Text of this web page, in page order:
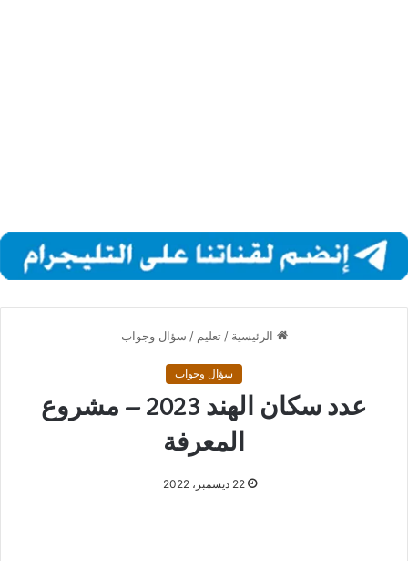
الرئيسية / تعليم / سؤال وجواب
سؤال وجواب
عدد سكان الهند 2023 – مشروع
المعرفة
22 ديسمبر، 2022